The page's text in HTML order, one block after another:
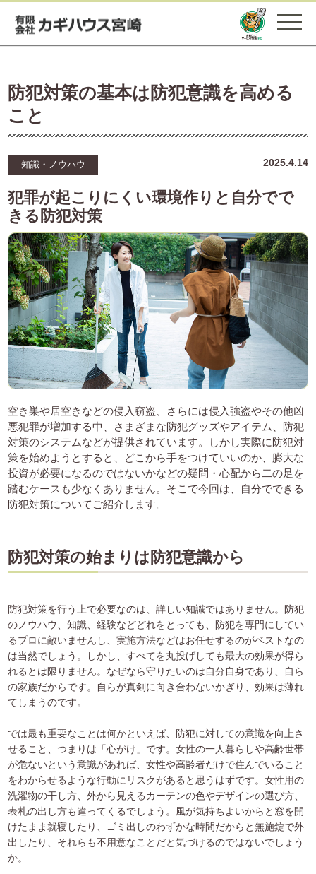
防犯対策の基本は防犯意識を高める
こと
知識・ノウハウ 2025.4.14
犯罪が起こりにくい環境作りと自分でで
きる防犯対策
空き巣や居空きなどの侵入窃盗、さらには侵入強盗やその他凶
悪犯罪が増加する中、さまざまな防犯グッズやアイテム、防犯
対策のシステムなどが提供されています。しかし実際に防犯対
策を始めようとすると、どこから手をつけていいのか、膨大な
投資が必要になるのではないかなどの疑問・心配から二の足を
踏むケースも少なくありません。そこで今回は、自分でできる
防犯対策についてご紹介します。
防犯対策の始まりは防犯意識から
防犯対策を行う上で必要なのは、詳しい知識ではありません。防犯
のノウハウ、知識、経験などどれをとっても、防犯を専門にしてい
るプロに敵いませんし、実施方法などはお任せするのがベストなの
は当然でしょう。しかし、すべてを丸投げしても最大の効果が得ら
れるとは限りません。なぜなら守りたいのは自分自身であり、自ら
の家族だからです。自らが真剣に向き合わないかぎり、効果は薄れ
てしまうのです。
では最も重要なことは何かといえば、防犯に対しての意識を向上さ
せること、つまりは「心がけ」です。女性の一人暮らしや高齢世帯
が危ないという意識があれば、女性や高齢者だけで住んでいること
をわからせるような行動にリスクがあると思うはずです。女性用の
洗濯物の干し方、外から見えるカーテンの色やデザインの選び方、
表札の出し方も違ってくるでしょう。風が気持ちよいからと窓を開
けたまま就寝したり、ゴミ出しのわずかな時間だからと無施錠で外
出したり、それらも不用意なことだと気づけるのではないでしょう
か。